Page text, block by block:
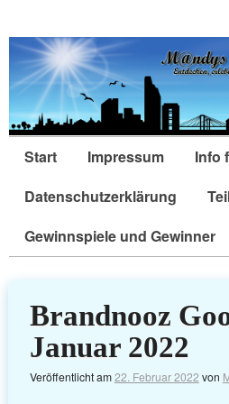
Start Impressum
Info
Datenschutzerklärung
Gewinnspiele und Gewinner
Brandnooz
Januar 2022
Veröffentlicht am22. Februar 2022 von